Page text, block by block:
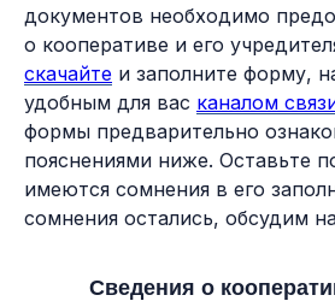
документов необходимо
о кооперативе и его
скачайте и заполните форму,
удобным для вас каналом
формы предварительно
пояснениями ниже. Оставьте
имеются сомнения в его
сомнения остались, обсудим
Сведения о